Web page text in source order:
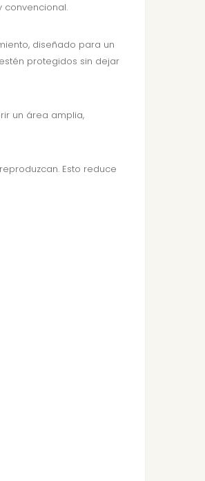
diseñado para un
protegidos sin dejar
un área amplia,
Esto reduce